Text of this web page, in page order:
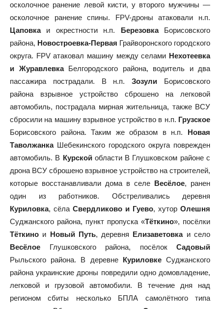
осколочное ранение левой кисти, у второго мужчины —
осколочное ранение спины. FPV-дроны атаковали н.п.
Цаповкаи окрестности н.п. БерезовкаБорисовского
района, Новостроевка-Первая Грайворонского городского
округа. FPV атаковал машину между селами Нехотеевка
и ЖуравлевкаБелгородского района, водитель и два
пассажира пострадали. В н.п.Зозули Борисовского
района взрывное устройство сброшено на легковой
автомобиль, пострадала мирная жительница, также ВСУ
сбросили на машину взрывное устройство в н.п. Грузское
Борисовского района. Таким же образом в н.п. Новая
ТаволжанкаШебекинского городского округа поврежден
автомобиль. В Курскойобласти В Глушковском районе с
дрона ВСУ сброшено взрывное устройство на строителей,
которые восстанавливали дома в селе Весёлое, ранен
один из работников. Обстреливались деревня
Куриловка, сёла Свердликово и Гуево, хутор Олешня
Суджанского района, пункт пропуска «Тёткино», посёлки
Тёткино и Новый Путь, деревня Елизаветовкаи село
Весёлое Глушковского района, посёлок Садовый
Рыльского района. В деревне КуриловкеСуджанского
района украинские дроны повредили одно домовладение,
легковой и грузовой автомобили. В течение дня над
регионом сбиты несколько БПЛА самолётного типа